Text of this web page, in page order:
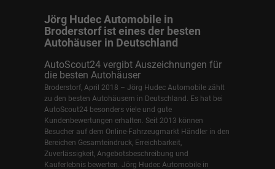
Jörg Hudec Automobile in
Broderstorf ist eines der besten
Autohäuser in Deutschland
AutoScout24 vergibt Auszeichnungen für
die besten Autohäuser
Broderstorf, April 2018 – Jörg Hudec Automobile zählt
zu den besten Autohäusern in Deutschland. Es hat bei
AutoScout24 besonders viele und gute
Kundenbewertungen erhalten. Seit 2013 können
Besucher auf dem Online-Fahrzeugmarkt Händler in den
Bereichen Gesamteindruck, Erreichbarkeit,
Zuverlässigkeit, Angebotsbeschreibung und
Kauferlebnis bewerten. Jörg Hudec Automobile in